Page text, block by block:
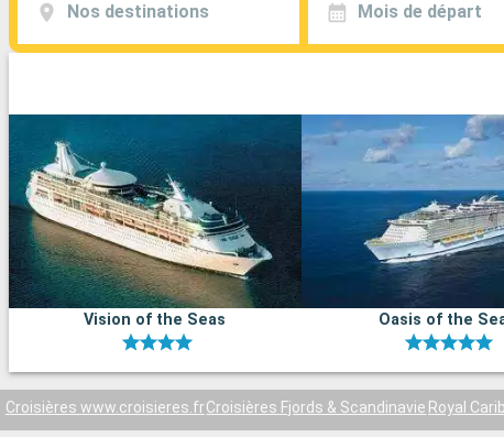
Nos destinations Mois de départ
Vision of the Seas Oasis of the
Croisières www.croisieres.frCroisières Fjords & Scandinavie Royal